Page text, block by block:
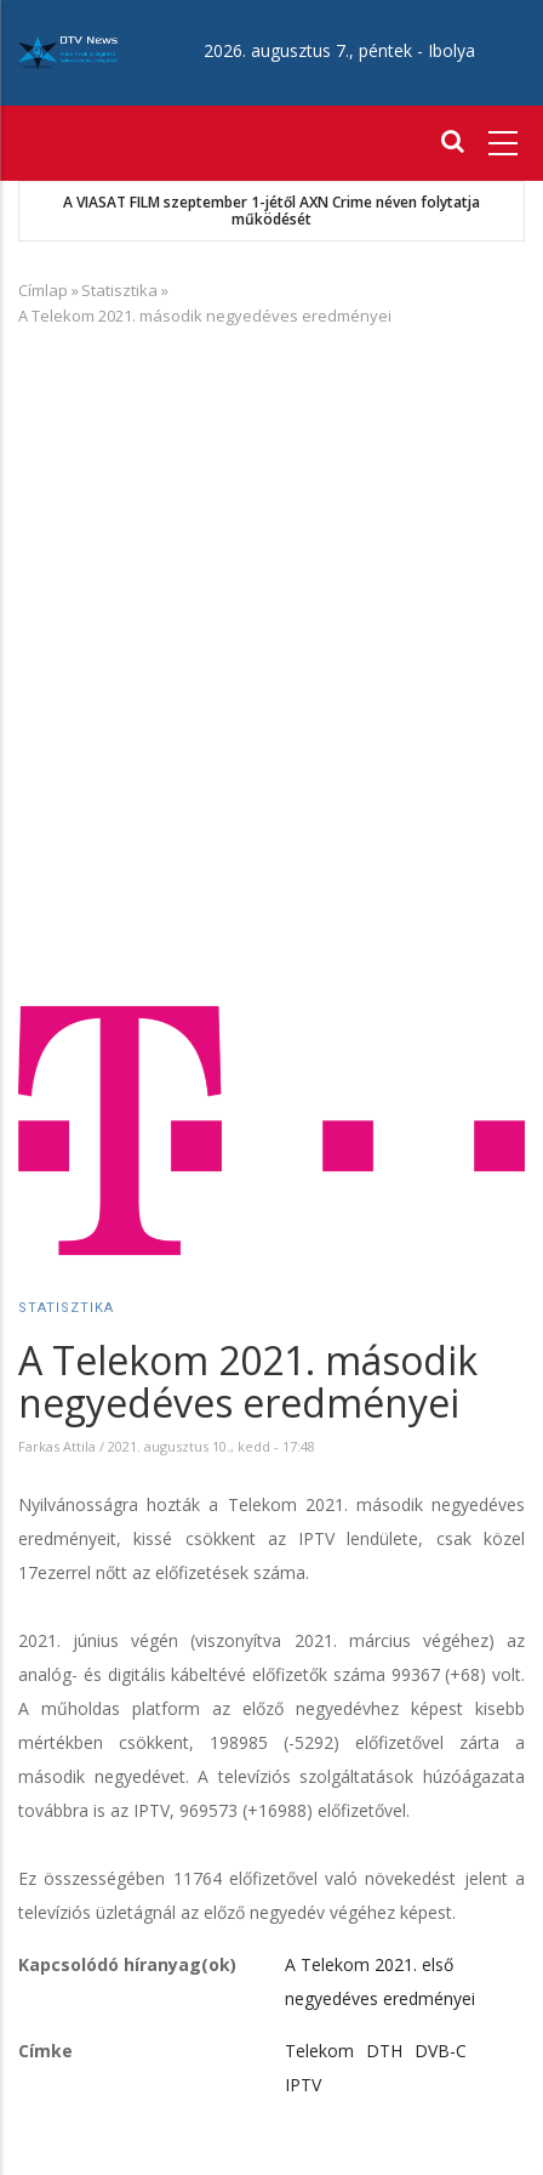
tartalomra
2026. augusztus 7., péntek - Ibolya
A VIASAT FILM szeptember 1-jétől AXN Crime néven folytatja
működését
Morzsa
Címlap »Statisztika »
A Telekom 2021. második negyedéves eredményei
STATISZTIKA
A Telekom 2021. második
negyedéves eredményei
Farkas Attila / 2021. augusztus 10., kedd - 17:48
Nyilvánosságra hozták a Telekom 2021. második negyedéves
eredményeit, kissé csökkent az IPTV lendülete, csak közel
17ezerrel nőtt az előfizetések száma.
2021. június végén (viszonyítva 2021. március végéhez) az
analóg- és digitális kábeltévé előfizetők száma 99367 (+68) volt.
A műholdas platform az előző negyedévhez képest kisebb
mértékben csökkent, 198985 (-5292) előfizetővel zárta a
második negyedévet. A televíziós szolgáltatások húzóágazata
továbbra is az IPTV, 969573 (+16988) előfizetővel.
Ez összességében 11764 előfizetővel való növekedést jelent a
televíziós üzletágnál az előző negyedév végéhez képest.
Kapcsolódó híranyag(ok)
A Telekom 2021. első
negyedéves eredményei
Címke Telekom DTH
DVB-C
IPTV